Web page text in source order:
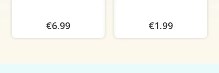
€6.99 €1.99